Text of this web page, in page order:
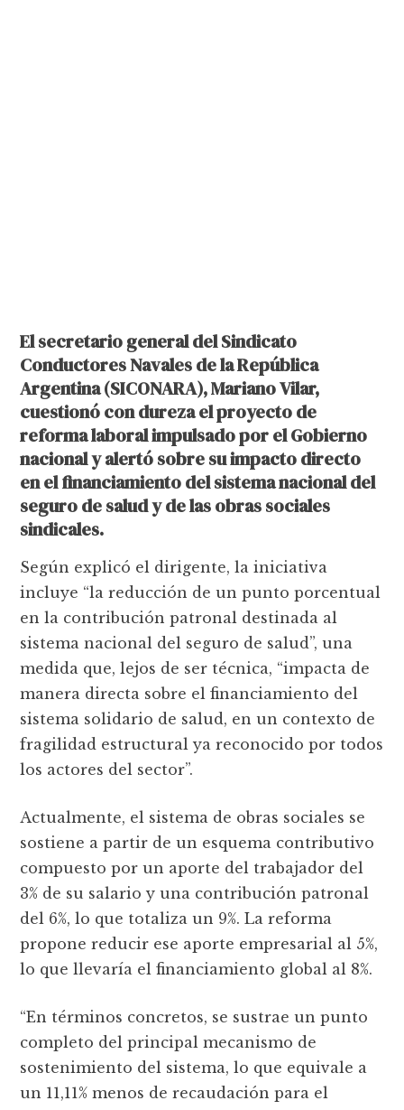
El secretario general del Sindicato
Conductores Navales de la República
Argentina (SICONARA), Mariano Vilar,
cuestionó con dureza el proyecto de
reforma laboral impulsado por el Gobierno
nacional y alertó sobre su impacto directo
en el financiamiento del sistema nacional del
seguro de salud y de las obras sociales
sindicales.
Según explicó el dirigente, la iniciativa
incluye “la reducción de un punto porcentual
en la contribución patronal destinada al
sistema nacional del seguro de salud”, una
medida que, lejos de ser técnica, “impacta de
manera directa sobre el financiamiento del
sistema solidario de salud, en un contexto de
fragilidad estructural ya reconocido por todos
los actores del sector”.
Actualmente, el sistema de obras sociales se
sostiene a partir de un esquema contributivo
compuesto por un aporte del trabajador del
3% de su salario y una contribución patronal
del 6%, lo que totaliza un 9%. La reforma
propone reducir ese aporte empresarial al 5%,
lo que llevaría el financiamiento global al 8%.
“En términos concretos, se sustrae un punto
completo del principal mecanismo de
sostenimiento del sistema, lo que equivale a
un 11,11% menos de recaudación para el